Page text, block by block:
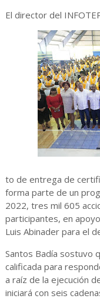
El director del
to de entrega de
forma parte de un
2022, tres mil 605
participantes, en
Luis Abinader para el
Santos Badía sostuvo
calificada para
a raíz de la ejecución
iniciará con seis